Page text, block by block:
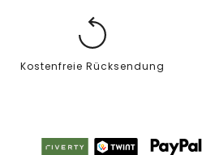
Kostenfreie Rücksendung